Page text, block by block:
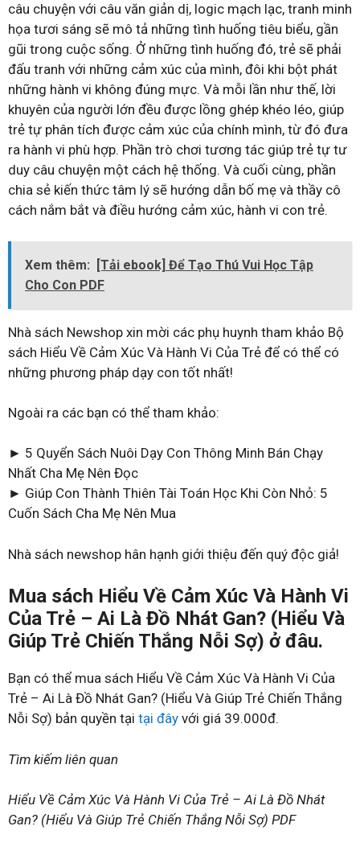
câu chuyện với câu văn giản dị, logic mạch lạc, tranh minh
họa tươi sáng sẽ mô tả những tình huống tiêu biểu, gần
gũi trong cuộc sống. Ở những tình huống đó, trẻ sẽ phải
đấu tranh với những cảm xúc của mình, đôi khi bột phát
những hành vi không đúng mực. Và mỗi lần như thế, lời
khuyên của người lớn đều được lồng ghép khéo léo, giúp
trẻ tự phân tích được cảm xúc của chính mình, từ đó đưa
ra hành vi phù hợp. Phần trò chơi tương tác giúp trẻ tự tư
duy câu chuyện một cách hệ thống. Và cuối cùng, phần
chia sẻ kiến thức tâm lý sẽ hướng dẫn bố mẹ và thầy cô
cách nắm bắt và điều hướng cảm xúc, hành vi con trẻ.
Xem thêm:
[Tải ebook] Để Tạo Thú Vui Học Tập
Cho Con PDF
Nhà sách Newshop xin mời các phụ huynh tham khảo Bộ
sách Hiểu Về Cảm Xúc Và Hành Vi Của Trẻ để có thể có
những phương pháp dạy con tốt nhất!
Ngoài ra các bạn có thể tham khảo:
► 5 Quyển Sách Nuôi Dạy Con Thông Minh Bán Chạy
Nhất Cha Mẹ Nên Đọc
► Giúp Con Thành Thiên Tài Toán Học Khi Còn Nhỏ: 5
Cuốn Sách Cha Mẹ Nên Mua
Nhà sách newshop hân hạnh giới thiệu đến quý độc giả!
Mua sách Hiểu Về Cảm Xúc Và Hành Vi
Của Trẻ – Ai Là Đồ Nhát Gan? (Hiểu Và
Giúp Trẻ Chiến Thắng Nỗi Sợ) ở đâu.
Bạn có thể mua sách Hiểu Về Cảm Xúc Và Hành Vi Của
Trẻ – Ai Là Đồ Nhát Gan? (Hiểu Và Giúp Trẻ Chiến Thắng
Nỗi Sợ) bản quyền tại tại đây với giá 39.000đ.
Tìm kiếm liên quan
Hiểu Về Cảm Xúc Và Hành Vi Của Trẻ – Ai Là Đồ Nhát
Gan? (Hiểu Và Giúp Trẻ Chiến Thắng Nỗi Sợ) PDF